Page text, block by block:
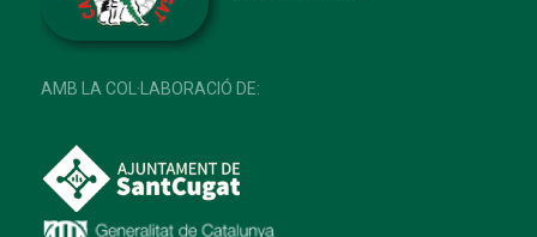
AMB LA COL·LABORACIÓ DE: